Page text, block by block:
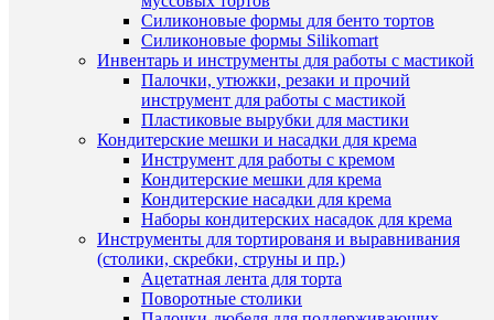
Силиконовые формы для бенто тортов
Силиконовые формы Silikomart
Инвентарь и инструменты для работы с мастикой
Палочки, утюжки, резаки и прочий
инструмент для работы с мастикой
Пластиковые вырубки для мастики
Кондитерские мешки и насадки для крема
Инструмент для работы с кремом
Кондитерские мешки для крема
Кондитерские насадки для крема
Наборы кондитерских насадок для крема
Инструменты для тортированя и выравнивания
(столики, скребки, струны и пр.)
Ацетатная лента для торта
Поворотные столики
Буренка